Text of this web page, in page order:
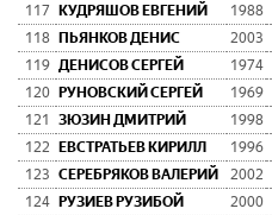
117
КУДРЯШОВ ЕВГЕНИЙ 1988
118
ПЬЯНКОВ ДЕНИС 2003
119 ДЕНИСОВ СЕРГЕЙ 1974
120
РУНОВСКИЙ СЕРГЕЙ 1969
121
ЗЮЗИН ДМИТРИЙ 1998
122
ЕВСТРАТЬЕВ КИРИЛЛ 1996
123 СЕРЕБРЯКОВ ВАЛЕРИЙ 2002
124
РУЗИЕВ РУЗИБОЙ 2000